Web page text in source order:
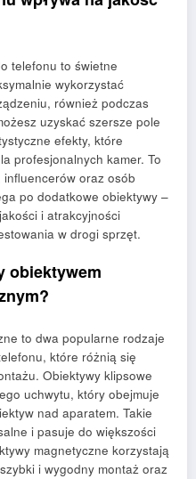
telefonu to świetne
wykorzystać
również podczas
uzyskać szersze pole
efekty, które
profesjonalnych kamer. To
influencerów oraz osób
po dodatkowe obiektywy –
i atrakcyjności
w drogi sprzęt.
obiektywem
to dwa popularne rodzaje
które różnią się
Obiektywy klipsowe
uchwytu, który obejmuje
nad aparatem. Takie
i pasuje do większości
magnetyczne korzystają
i wygodny montaż oraz